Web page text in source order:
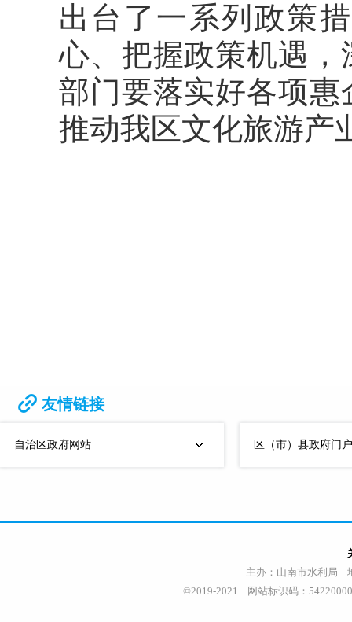
出台了一系列政策
心、把握政策机遇
部门要落实好各项
推动我区文化旅游产
友情链接
自治区政府网站 区（市）县政府门
主办：山南市水利局
©2019-2021 网站标识码：